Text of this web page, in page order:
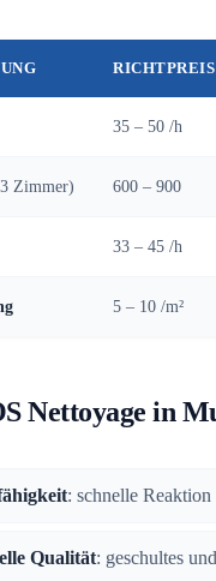
35 – 50 /h
Zimmer) 600 – 900
33 – 45 /h
5 – 10 /m²
Nettoyage in
: schnelle
Qualität: geschultes